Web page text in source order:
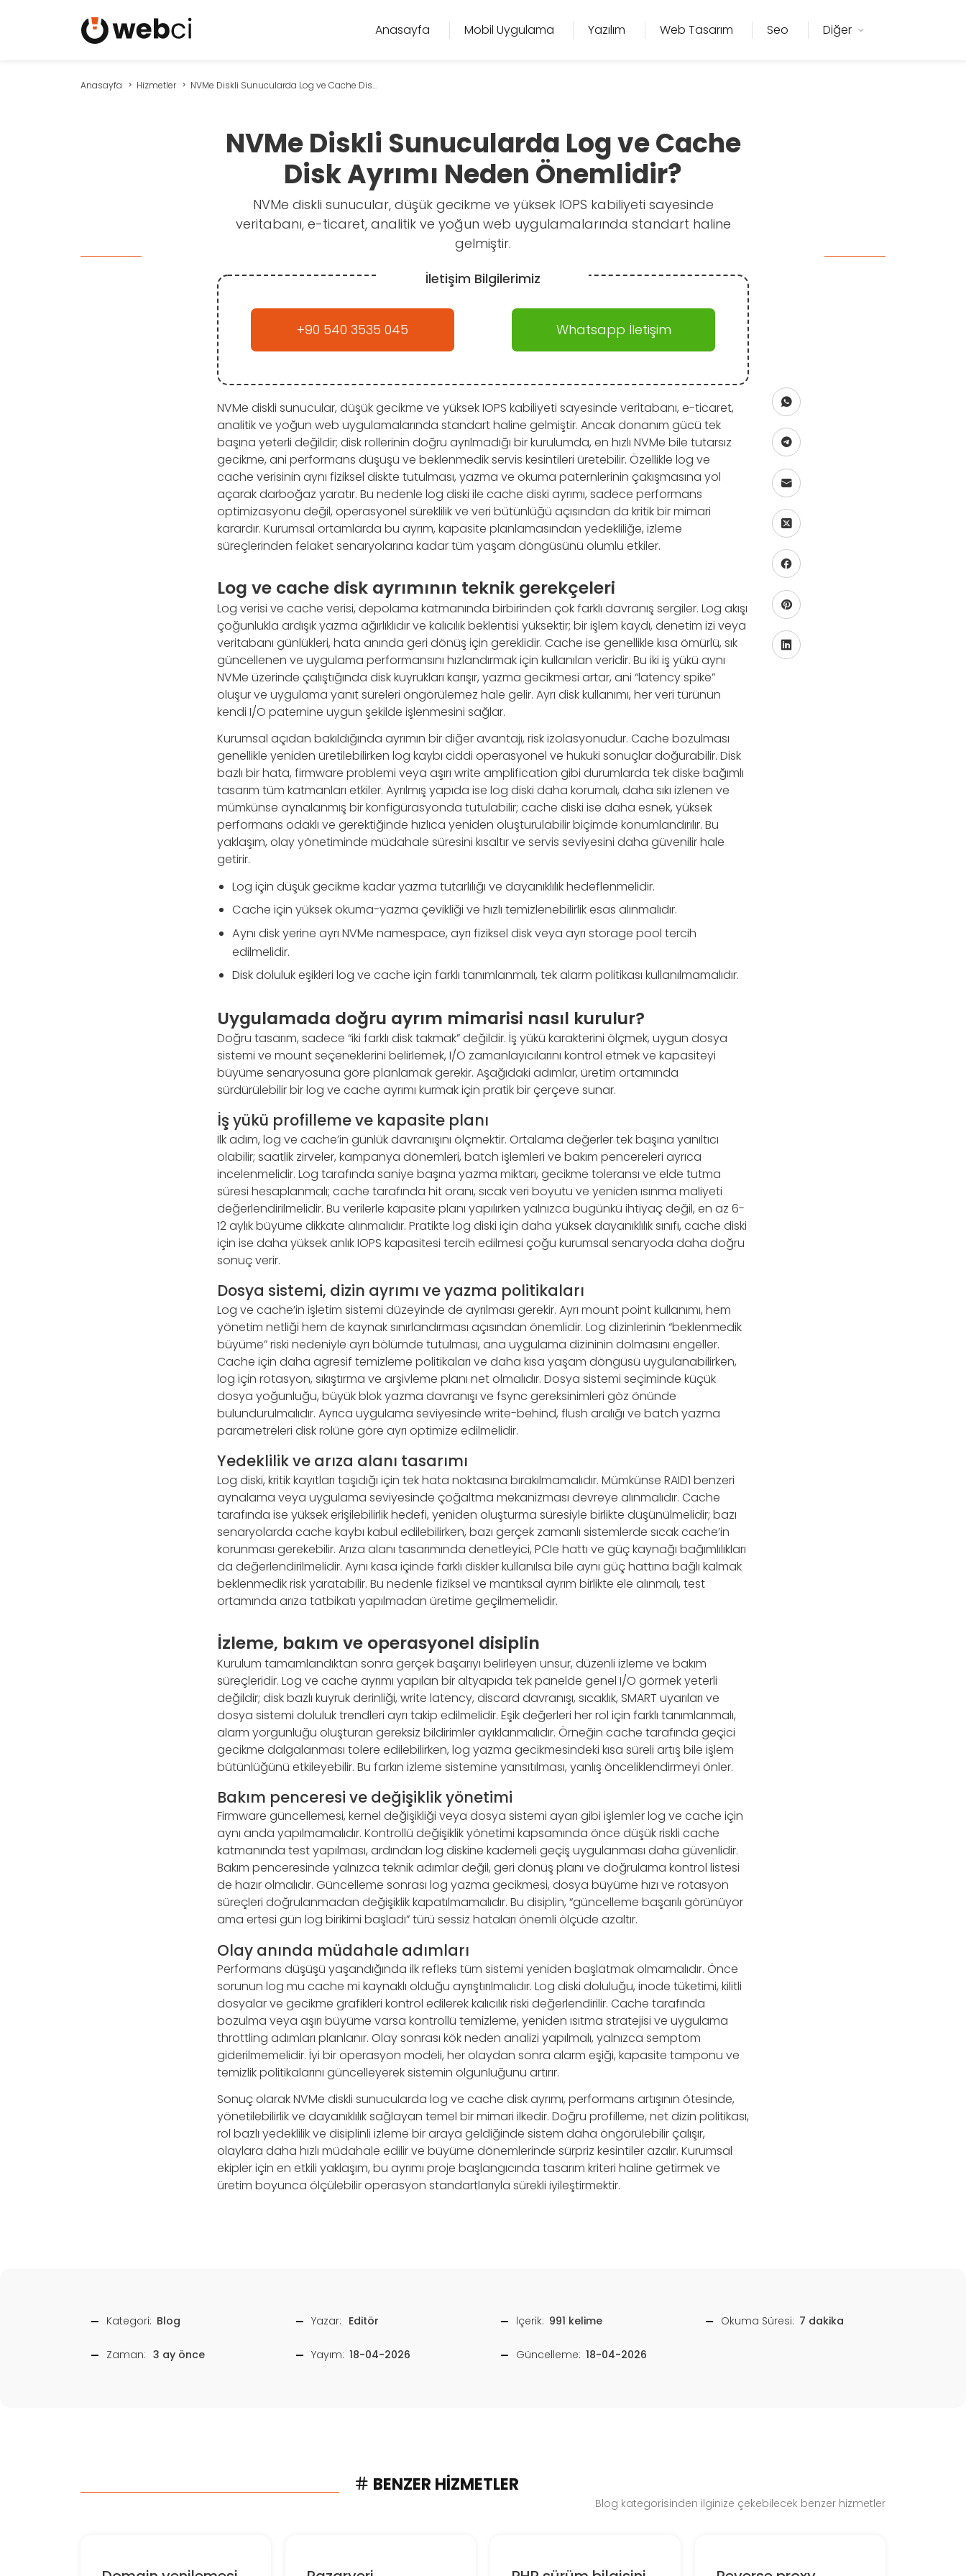
Anasayfa Mobil Uygulama Yazılım Web Tasarım Seo Diğer
Anasayfa Hizmetler NVMe Diskli Sunucularda Log ve Cache Dis...
NVMe Diskli Sunucularda Log ve Cache
Disk Ayrımı Neden Önemlidir?
NVMe diskli sunucular, düşük gecikme ve yüksek IOPS kabiliyeti sayesinde
veritabanı, e-ticaret, analitik ve yoğun web uygulamalarında standart haline
gelmiştir.
İletişim Bilgilerimiz
+90 540 3535 045 Whatsapp İletişim
NVMe diskli sunucular, düşük gecikme ve yüksek IOPS kabiliyeti sayesinde veritabanı, e-ticaret,
analitik ve yoğun web uygulamalarında standart haline gelmiştir. Ancak donanım gücü tek
başına yeterli değildir; disk rollerinin doğru ayrılmadığı bir kurulumda, en hızlı NVMe bile tutarsız
gecikme, ani performans düşüşü ve beklenmedik servis kesintileri üretebilir. Özellikle log ve
cache verisinin aynı fiziksel diskte tutulması, yazma ve okuma paternlerinin çakışmasına yol
açarak darboğaz yaratır. Bu nedenle log diski ile cache diski ayrımı, sadece performans
optimizasyonu değil, operasyonel süreklilik ve veri bütünlüğü açısından da kritik bir mimari
karardır. Kurumsal ortamlarda bu ayrım, kapasite planlamasından yedekliliğe, izleme
süreçlerinden felaket senaryolarına kadar tüm yaşam döngüsünü olumlu etkiler.
Log ve cache disk ayrımının teknik gerekçeleri
Log verisi ve cache verisi, depolama katmanında birbirinden çok farklı davranış sergiler. Log akışı
çoğunlukla ardışık yazma ağırlıklıdır ve kalıcılık beklentisi yüksektir; bir işlem kaydı, denetim izi veya
veritabanı günlükleri, hata anında geri dönüş için gereklidir. Cache ise genellikle kısa ömürlü, sık
güncellenen ve uygulama performansını hızlandırmak için kullanılan veridir. Bu iki iş yükü aynı
NVMe üzerinde çalıştığında disk kuyrukları karışır, yazma gecikmesi artar, ani “latency spike”
oluşur ve uygulama yanıt süreleri öngörülemez hale gelir. Ayrı disk kullanımı, her veri türünün
kendi I/O paternine uygun şekilde işlenmesini sağlar.
Kurumsal açıdan bakıldığında ayrımın bir diğer avantajı, risk izolasyonudur. Cache bozulması
genellikle yeniden üretilebilirken log kaybı ciddi operasyonel ve hukuki sonuçlar doğurabilir. Disk
bazlı bir hata, firmware problemi veya aşırı write amplification gibi durumlarda tek diske bağımlı
tasarım tüm katmanları etkiler. Ayrılmış yapıda ise log diski daha korumalı, daha sıkı izlenen ve
mümkünse aynalanmış bir konfigürasyonda tutulabilir; cache diski ise daha esnek, yüksek
performans odaklı ve gerektiğinde hızlıca yeniden oluşturulabilir biçimde konumlandırılır. Bu
yaklaşım, olay yönetiminde müdahale süresini kısaltır ve servis seviyesini daha güvenilir hale
getirir.
Log için düşük gecikme kadar yazma tutarlılığı ve dayanıklılık hedeflenmelidir.
Cache için yüksek okuma-yazma çevikliği ve hızlı temizlenebilirlik esas alınmalıdır.
Aynı disk yerine ayrı NVMe namespace, ayrı fiziksel disk veya ayrı storage pool tercih
edilmelidir.
Disk doluluk eşikleri log ve cache için farklı tanımlanmalı, tek alarm politikası kullanılmamalıdır.
Uygulamada doğru ayrım mimarisi nasıl kurulur?
Doğru tasarım, sadece “iki farklı disk takmak” değildir. İş yükü karakterini ölçmek, uygun dosya
sistemi ve mount seçeneklerini belirlemek, I/O zamanlayıcılarını kontrol etmek ve kapasiteyi
büyüme senaryosuna göre planlamak gerekir. Aşağıdaki adımlar, üretim ortamında
sürdürülebilir bir log ve cache ayrımı kurmak için pratik bir çerçeve sunar.
İş yükü profilleme ve kapasite planı
İlk adım, log ve cache’in günlük davranışını ölçmektir. Ortalama değerler tek başına yanıltıcı
olabilir; saatlik zirveler, kampanya dönemleri, batch işlemleri ve bakım pencereleri ayrıca
incelenmelidir. Log tarafında saniye başına yazma miktarı, gecikme toleransı ve elde tutma
süresi hesaplanmalı; cache tarafında hit oranı, sıcak veri boyutu ve yeniden ısınma maliyeti
değerlendirilmelidir. Bu verilerle kapasite planı yapılırken yalnızca bugünkü ihtiyaç değil, en az 6-
12 aylık büyüme dikkate alınmalıdır. Pratikte log diski için daha yüksek dayanıklılık sınıfı, cache diski
için ise daha yüksek anlık IOPS kapasitesi tercih edilmesi çoğu kurumsal senaryoda daha doğru
sonuç verir.
Dosya sistemi, dizin ayrımı ve yazma politikaları
Log ve cache’in işletim sistemi düzeyinde de ayrılması gerekir. Ayrı mount point kullanımı, hem
yönetim netliği hem de kaynak sınırlandırması açısından önemlidir. Log dizinlerinin “beklenmedik
büyüme” riski nedeniyle ayrı bölümde tutulması, ana uygulama dizininin dolmasını engeller.
Cache için daha agresif temizleme politikaları ve daha kısa yaşam döngüsü uygulanabilirken,
log için rotasyon, sıkıştırma ve arşivleme planı net olmalıdır. Dosya sistemi seçiminde küçük
dosya yoğunluğu, büyük blok yazma davranışı ve fsync gereksinimleri göz önünde
bulundurulmalıdır. Ayrıca uygulama seviyesinde write-behind, flush aralığı ve batch yazma
parametreleri disk rolüne göre ayrı optimize edilmelidir.
Yedeklilik ve arıza alanı tasarımı
Log diski, kritik kayıtları taşıdığı için tek hata noktasına bırakılmamalıdır. Mümkünse RAID1 benzeri
aynalama veya uygulama seviyesinde çoğaltma mekanizması devreye alınmalıdır. Cache
tarafında ise yüksek erişilebilirlik hedefi, yeniden oluşturma süresiyle birlikte düşünülmelidir; bazı
senaryolarda cache kaybı kabul edilebilirken, bazı gerçek zamanlı sistemlerde sıcak cache’in
korunması gerekebilir. Arıza alanı tasarımında denetleyici, PCIe hattı ve güç kaynağı bağımlılıkları
da değerlendirilmelidir. Aynı kasa içinde farklı diskler kullanılsa bile aynı güç hattına bağlı kalmak
beklenmedik risk yaratabilir. Bu nedenle fiziksel ve mantıksal ayrım birlikte ele alınmalı, test
ortamında arıza tatbikatı yapılmadan üretime geçilmemelidir.
İzleme, bakım ve operasyonel disiplin
Kurulum tamamlandıktan sonra gerçek başarıyı belirleyen unsur, düzenli izleme ve bakım
süreçleridir. Log ve cache ayrımı yapılan bir altyapıda tek panelde genel I/O görmek yeterli
değildir; disk bazlı kuyruk derinliği, write latency, discard davranışı, sıcaklık, SMART uyarıları ve
dosya sistemi doluluk trendleri ayrı takip edilmelidir. Eşik değerleri her rol için farklı tanımlanmalı,
alarm yorgunluğu oluşturan gereksiz bildirimler ayıklanmalıdır. Örneğin cache tarafında geçici
gecikme dalgalanması tolere edilebilirken, log yazma gecikmesindeki kısa süreli artış bile işlem
bütünlüğünü etkileyebilir. Bu farkın izleme sistemine yansıtılması, yanlış önceliklendirmeyi önler.
Bakım penceresi ve değişiklik yönetimi
Firmware güncellemesi, kernel değişikliği veya dosya sistemi ayarı gibi işlemler log ve cache için
aynı anda yapılmamalıdır. Kontrollü değişiklik yönetimi kapsamında önce düşük riskli cache
katmanında test yapılması, ardından log diskine kademeli geçiş uygulanması daha güvenlidir.
Bakım penceresinde yalnızca teknik adımlar değil, geri dönüş planı ve doğrulama kontrol listesi
de hazır olmalıdır. Güncelleme sonrası log yazma gecikmesi, dosya büyüme hızı ve rotasyon
süreçleri doğrulanmadan değişiklik kapatılmamalıdır. Bu disiplin, “güncelleme başarılı görünüyor
ama ertesi gün log birikimi başladı” türü sessiz hataları önemli ölçüde azaltır.
Olay anında müdahale adımları
Performans düşüşü yaşandığında ilk refleks tüm sistemi yeniden başlatmak olmamalıdır. Önce
sorunun log mu cache mi kaynaklı olduğu ayrıştırılmalıdır. Log diski doluluğu, inode tüketimi, kilitli
dosyalar ve gecikme grafikleri kontrol edilerek kalıcılık riski değerlendirilir. Cache tarafında
bozulma veya aşırı büyüme varsa kontrollü temizleme, yeniden ısıtma stratejisi ve uygulama
throttling adımları planlanır. Olay sonrası kök neden analizi yapılmalı, yalnızca semptom
giderilmemelidir. İyi bir operasyon modeli, her olaydan sonra alarm eşiği, kapasite tamponu ve
temizlik politikalarını güncelleyerek sistemin olgunluğunu artırır.
Sonuç olarak NVMe diskli sunucularda log ve cache disk ayrımı, performans artışının ötesinde,
yönetilebilirlik ve dayanıklılık sağlayan temel bir mimari ilkedir. Doğru profilleme, net dizin politikası,
rol bazlı yedeklilik ve disiplinli izleme bir araya geldiğinde sistem daha öngörülebilir çalışır,
olaylara daha hızlı müdahale edilir ve büyüme dönemlerinde sürpriz kesintiler azalır. Kurumsal
ekipler için en etkili yaklaşım, bu ayrımı proje başlangıcında tasarım kriteri haline getirmek ve
üretim boyunca ölçülebilir operasyon standartlarıyla sürekli iyileştirmektir.
Kategori: Blog Yazar: Editör İçerik: 991 kelime Okuma Süresi: 7 dakika
Zaman: 3 ay önce Yayım: 18-04-2026 Güncelleme: 18-04-2026
BENZER HIZMETLER
Blog kategorisinden ilginize çekebilecek benzer hizmetler